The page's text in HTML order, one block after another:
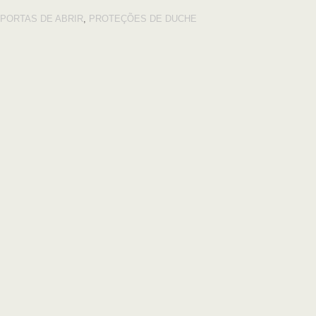
PORTAS DE ABRIR, PROTEÇÕES DE DUCHE